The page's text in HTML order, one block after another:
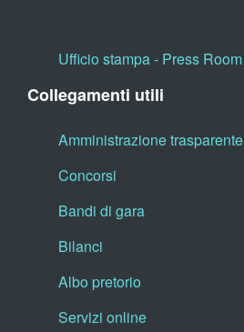
Ufficio stampa - Press Room
Collegamenti utili
Amministrazione trasparente
Concorsi
Bandi di gara
Bilanci
Albo pretorio
Servizi online